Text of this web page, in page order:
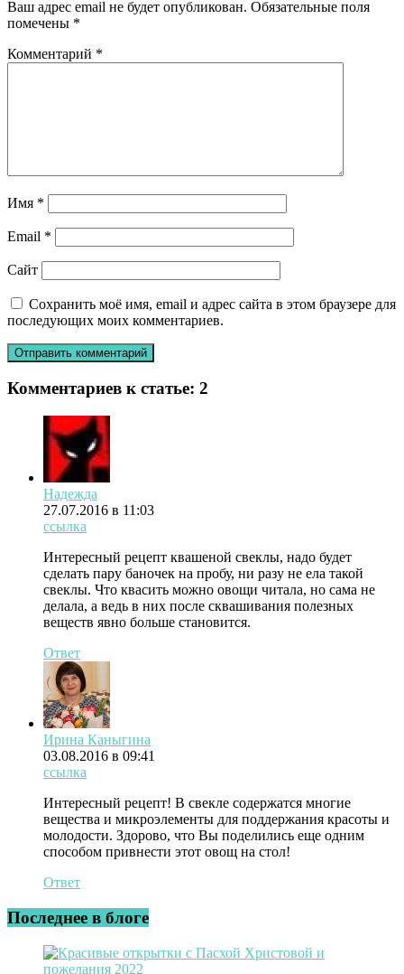
Ваш адрес email не будет опубликован. Обязательные поля
помечены *
Комментарий *
Имя *
Email *
Сайт
Сохранить моё имя, email и адрес сайта в этом браузере для
последующих моих комментариев.
Комментариев к статье: 2
Надежда
27.07.2016 в 11:03
ссылка
Интересный рецепт квашеной свеклы, надо будет
сделать пару баночек на пробу, ни разу не ела такой
свеклы. Что квасить можно овощи читала, но сама не
делала, а ведь в них после сквашивания полезных
веществ явно больше становится.
Ответ
Ирина Каныгина
03.08.2016 в 09:41
ссылка
Интересный рецепт! В свекле содержатся многие
вещества и микроэлементы для поддержания красоты и
молодости. Здорово, что Вы поделились еще одним
способом привнести этот овощ на стол!
Ответ
Последнее в блоге